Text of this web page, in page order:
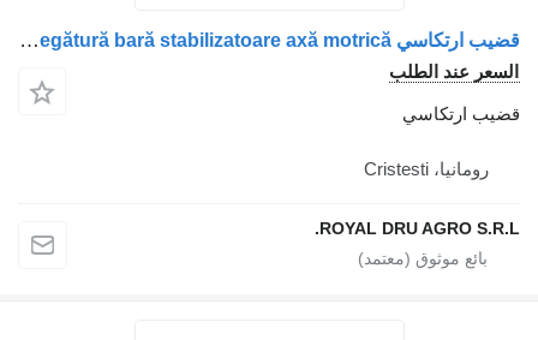
قضيب ارتكاسي Legătură bară stabilizatoare axă motrică لـ الشاحنات MAN
السعر عند الطلب
قضيب ارتكاسي
رومانيا، Cristesti
ROYAL DRU AGRO S.R.L.